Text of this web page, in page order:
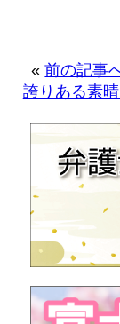
«前の記事
誇りある素